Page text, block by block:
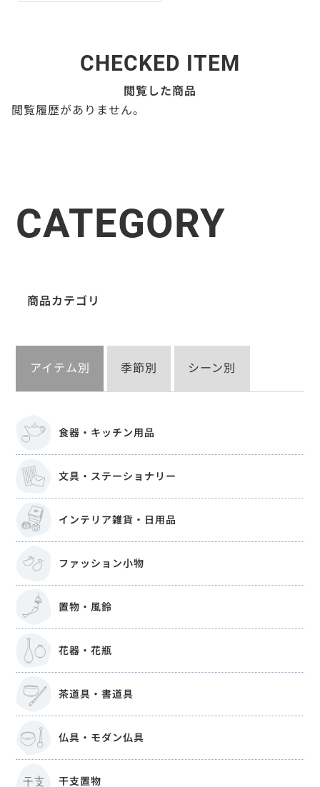
CHECKED ITEM
閲覧した商品
閲覧履歴がありません。
CATEGORY
商品カテゴリ
アイテム別 季節別 シーン別
食器・キッチン用品
文具・ステーショナリー
インテリア雑貨・日用品
ファッション小物
置物・風鈴
花器・花瓶
茶道具・書道具
仏具・モダン仏具
干支置物